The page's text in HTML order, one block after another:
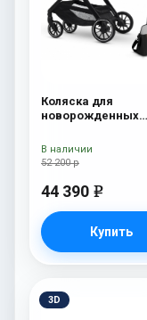
Коляска для
новорожденных
сумка Grey
52 200 р
44 390 e
Купить
В наличии
3D